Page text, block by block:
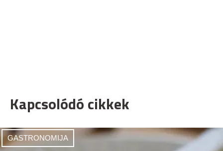
Kapcsolódó cikkek
GASTRONOMIJA